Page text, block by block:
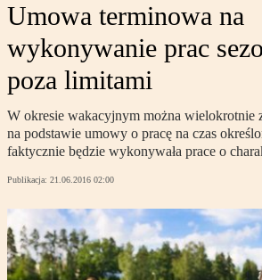
Umowa terminowa na
wykonywanie prac
poza limitami
W okresie wakacyjnym można wielokrotnie
na podstawie umowy o pracę na czas
faktycznie będzie wykonywała prace o
Publikacja: 21.06.2016 02:00